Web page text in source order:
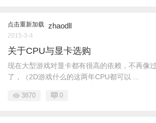
点击重新加载 zhaodll
2015-3-4
关于CPU与显卡选购
现在大型游戏对显卡都有很高的依赖，不再像
了，（2D游戏什么的这两年CPU都可以 ...
3870 0